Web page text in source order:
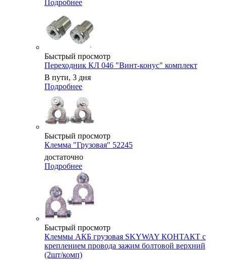
Подробнее
Быстрый просмотр
Переходник КЛ 046 "Винт-конус" комплект
В пути, 3 дня
Подробнее
Быстрый просмотр
Клемма "Грузовая" 52245
достаточно
Подробнее
Быстрый просмотр
Клеммы АКБ грузовая SKYWAY КОНТАКТ с
креплением провода зажим болтовой верхний
(2шт/комп)